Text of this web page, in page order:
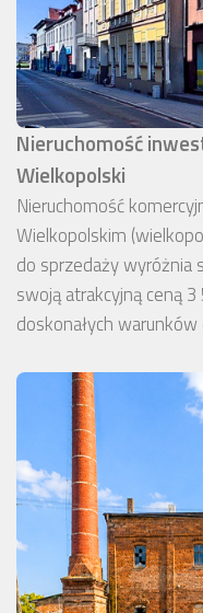
Nieruchomość
Wielkopolski
Nieruchomość
Wielkopolskim
do sprzedaży wyróżnia
swoją atrakcyjną ceną
doskonałych warunków